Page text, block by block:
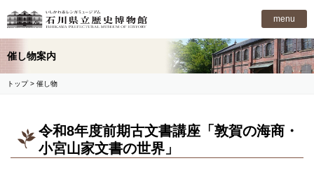
催し物案内
トップ> 催し物
menu
令和8年度前期古文書講座「敦賀の海商・
小宮山家文書の世界」